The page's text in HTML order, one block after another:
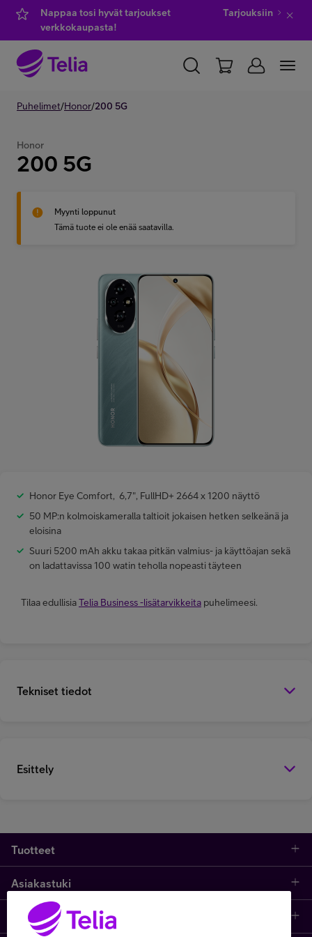
Nappaa tosi hyvät tarjoukset
verkkokaupasta!
Tarjouksiin
YKSITYISILLE YRITYKSILLE
IT-palvelut
Minun Telia Yrityksille
Puhelimet/Honor/200 5G
Honor
200 5G
Myynti loppunut
Tämä tuote ei ole enää saatavilla.
Honor Eye Comfort, 6,7", FullHD+ 2664 x 1200 näyttö
50 MP:n kolmoiskameralla taltioit jokaisen hetken selkeänä ja
eloisina
Suuri 5200 mAh akku takaa pitkän valmius- ja käyttöajan sekä
on ladattavissa 100 watin teholla nopeasti täyteen
Tilaa edullisiaTelia Business -lisätarvikkeita puhelimeesi.
Tekniset tiedot
Esittely
Tuotteet
Kauppa
IT-palvelut
Asiakastuki
Etusivu
Opi ja inspiroidu